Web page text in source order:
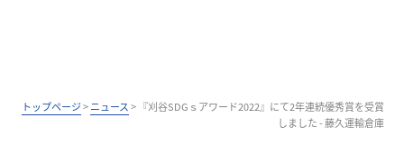
トップページ>ニュース> 『刈谷SDGｓアワード2022』にて2年連続優秀賞を受賞
しました - 藤久運輸倉庫